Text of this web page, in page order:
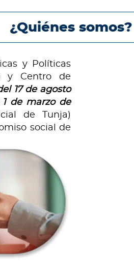
¿Quiénes somos?
y Políticas
y Centro de
17 de agosto
de marzo de
de Tunja)
social de